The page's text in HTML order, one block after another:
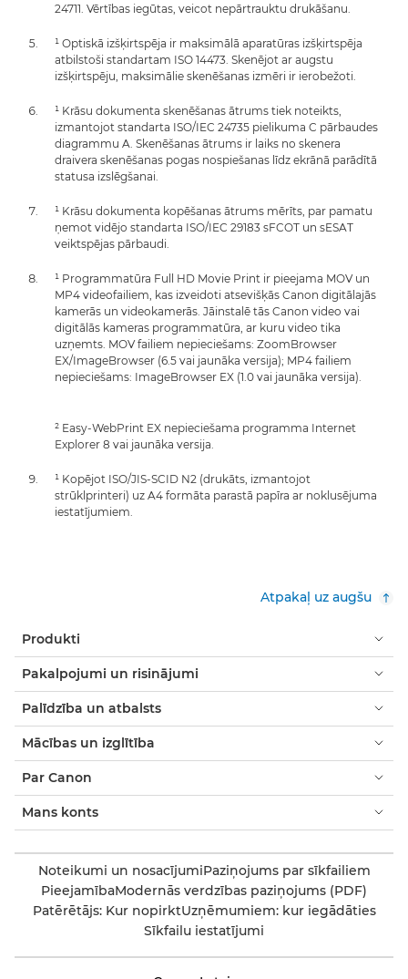
24711. Vērtības iegūtas, veicot nepārtrauktu drukāšanu.
¹ Optiskā izšķirtspēja ir maksimālā aparatūras izšķirtspēja
atbilstoši standartam ISO 14473. Skenējot ar augstu
izšķirtspēju, maksimālie skenēšanas izmēri ir ierobežoti.
¹ Krāsu dokumenta skenēšanas ātrums tiek noteikts,
izmantojot standarta ISO/IEC 24735 pielikuma C pārbaudes
diagrammu A. Skenēšanas ātrums ir laiks no skenera
draivera skenēšanas pogas nospiešanas līdz ekrānā parādītā
statusa izslēgšanai.
¹ Krāsu dokumenta kopēšanas ātrums mērīts, par pamatu
ņemot vidējo standarta ISO/IEC 29183 sFCOT un sESAT
veiktspējas pārbaudi.
¹ Programmatūra Full HD Movie Print ir pieejama MOV un
MP4 videofailiem, kas izveidoti atsevišķās Canon digitālajās
kamerās un videokamerās. Jāinstalē tās Canon video vai
digitālās kameras programmatūra, ar kuru video tika
uzņemts. MOV failiem nepieciešams: ZoomBrowser
EX/ImageBrowser (6.5 vai jaunāka versija); MP4 failiem
nepieciešams: ImageBrowser EX (1.0 vai jaunāka versija).
² Easy-WebPrint EX nepieciešama programma Internet
Explorer 8 vai jaunāka versija.
¹ Kopējot ISO/JIS-SCID N2 (drukāts, izmantojot
strūklprinteri) uz A4 formāta parastā papīra ar noklusējuma
iestatījumiem.
Atpakaļ uz augšu
Produkti
Pakalpojumi un risinājumi
Palīdzība un atbalsts
Mācības un izglītība
Par Canon
Mans konts
Noteikumi un nosacījumiPaziņojums par sīkfailiem
PieejamībaModernās verdzības paziņojums (PDF)
Patērētājs: Kur nopirktUzņēmumiem: kur iegādāties
Sīkfailu iestatījumi